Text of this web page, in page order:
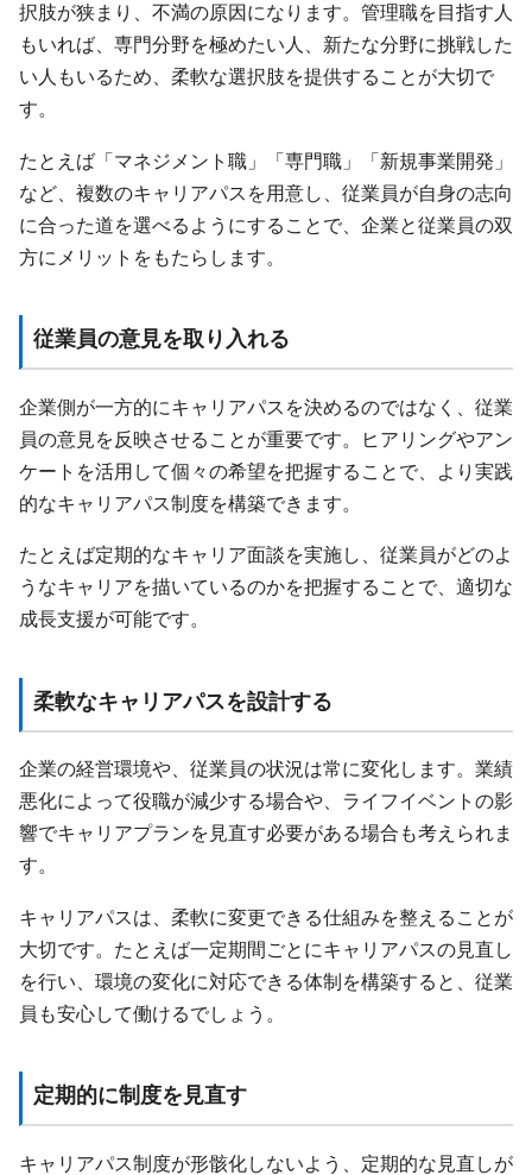
択肢が狭まり、不満の原因になります。管理職を目指す人
もいれば、専門分野を極めたい人、新たな分野に挑戦した
い人もいるため、柔軟な選択肢を提供することが大切で
す。
たとえば「マネジメント職」「専門職」「新規事業開発」
など、複数のキャリアパスを用意し、従業員が自身の志向
に合った道を選べるようにすることで、企業と従業員の双
方にメリットをもたらします。
従業員の意見を取り入れる
企業側が一方的にキャリアパスを決めるのではなく、従業
員の意見を反映させることが重要です。ヒアリングやアン
ケートを活用して個々の希望を把握することで、より実践
的なキャリアパス制度を構築できます。
たとえば定期的なキャリア面談を実施し、従業員がどのよ
うなキャリアを描いているのかを把握することで、適切な
成長支援が可能です。
柔軟なキャリアパスを設計する
企業の経営環境や、従業員の状況は常に変化します。業績
悪化によって役職が減少する場合や、ライフイベントの影
響でキャリアプランを見直す必要がある場合も考えられま
す。
キャリアパスは、柔軟に変更できる仕組みを整えることが
大切です。たとえば一定期間ごとにキャリアパスの見直し
を行い、環境の変化に対応できる体制を構築すると、従業
員も安心して働けるでしょう。
定期的に制度を見直す
キャリアパス制度が形骸化しないよう、定期的な見直しが